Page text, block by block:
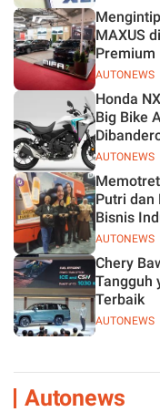
AUTONEWS
MAXUS
Premium
AUTONEWS
Honda
Big Bike
AUTONEWS
Putri dan
Bisnis
AUTONEWS
Chery
Tangguh
Terbaik
Autonews